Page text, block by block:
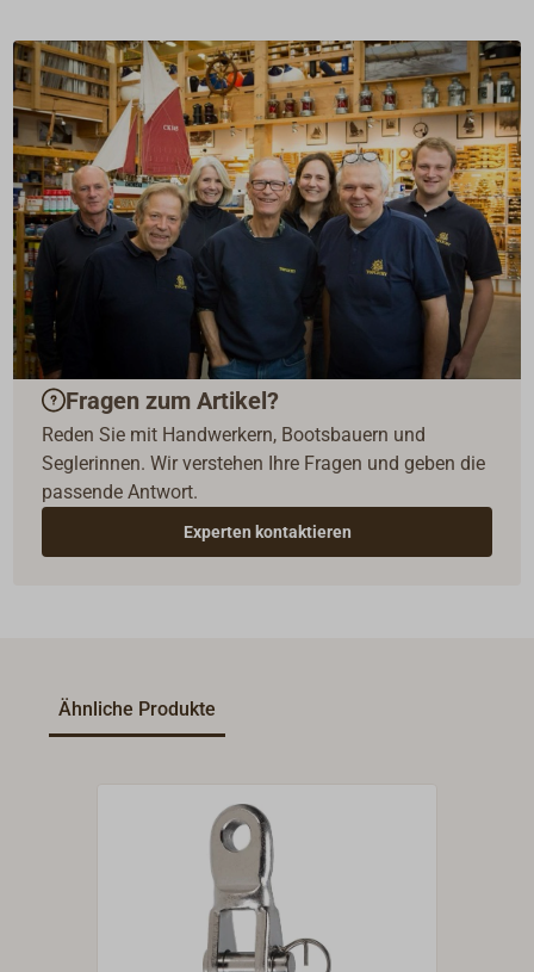
Fragen zum Artikel?
Reden Sie mit Handwerkern, Bootsbauern und
Seglerinnen. Wir verstehen Ihre Fragen und geben die
passende Antwort.
Experten kontaktieren
Ähnliche Produkte